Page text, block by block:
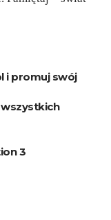
i promuj swój
3